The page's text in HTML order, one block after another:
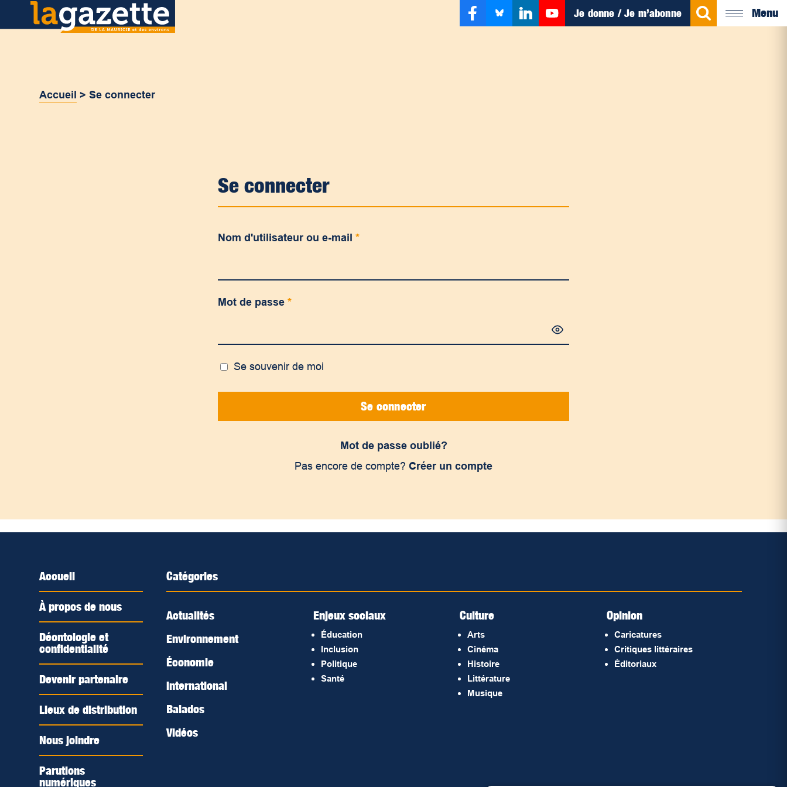
Je donne / Je m’abonne Menu
Accueil >Se connecter
Se connecter
Nom d'utilisateur ou e-mail *
Mot de passe *
Se souvenir de moi
Se connecter
Mot de passe oublié?
Pas encore de compte? Créer un compte
Accueil
À propos de nous
Déontologie et
confidentialité
Devenir partenaire
Lieux de distribution
Nous joindre
Parutions
numériques
Catégories
Actualités
Environnement
Économie
International
Balados
Vidéos
Enjeux sociaux
Éducation
Inclusion
Politique
Santé
Culture
Arts
Cinéma
Histoire
Littérature
Musique
Opinion
Caricatures
Critiques littéraires
Éditoriaux